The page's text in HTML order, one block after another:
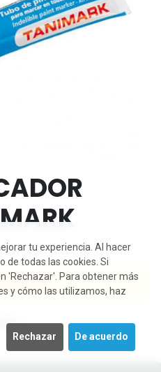
tu experiencia. Al hacer
de todas las cookies. Si
'Rechazar'. Para obtener más
y cómo las utilizamos, haz
Rechazar De acuerdo